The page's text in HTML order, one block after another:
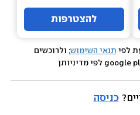
להצטרפות
לפי תנאי השימוש; ולרוכשים
כניסה